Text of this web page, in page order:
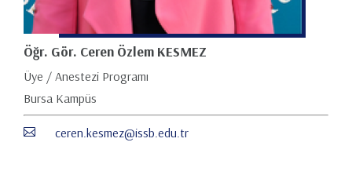
Öğr. Gör. Ceren Özlem KESMEZ
Üye / Anestezi Programı
Bursa Kampüs
ceren.kesmez@issb.edu.tr